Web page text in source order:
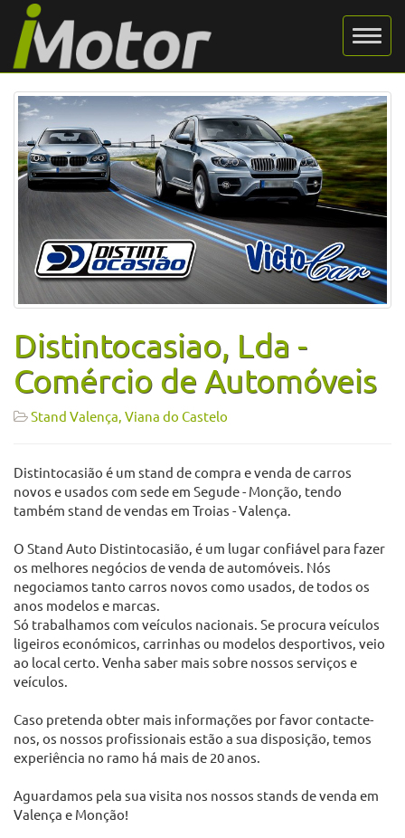
Distintocasiao, Lda -
Comércio de Automóveis
Stand Valença, Viana do Castelo
Distintocasião é um stand de compra e venda de carros
novos e usados com sede em Segude - Monção, tendo
também stand de vendas em Troias - Valença.
O Stand Auto Distintocasião, é um lugar confiável para fazer
os melhores negócios de venda de automóveis. Nós
negociamos tanto carros novos como usados, de todos os
anos modelos e marcas.
Só trabalhamos com veículos nacionais. Se procura veículos
ligeiros económicos, carrinhas ou modelos desportivos, veio
ao local certo. Venha saber mais sobre nossos serviços e
veículos.
Caso pretenda obter mais informações por favor contacte-
nos, os nossos profissionais estão a sua disposição, temos
experiência no ramo há mais de 20 anos.
Aguardamos pela sua visita nos nossos stands de venda em
Valença e Monção!